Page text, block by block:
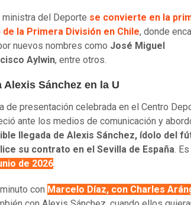
ministra del Deporte se convierte en la
la Primera División en Chile, donde
nuevos nombres como José Miguel
Aylwin, entre otros.
Alexis Sánchez en la U
de presentación celebrada en el Centro
ante los medios de comunicación y
llegada de Alexis Sánchez, ídolo del
su contrato en el Sevilla de España.
de 2026.
con Marcelo Díaz, con Charles